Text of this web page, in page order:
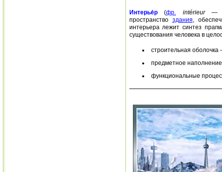
Интерье́р(фр. intérieur —
пространство здания,
интерьера лежит синтез
существования человека в
строительная
предметное
функциональные